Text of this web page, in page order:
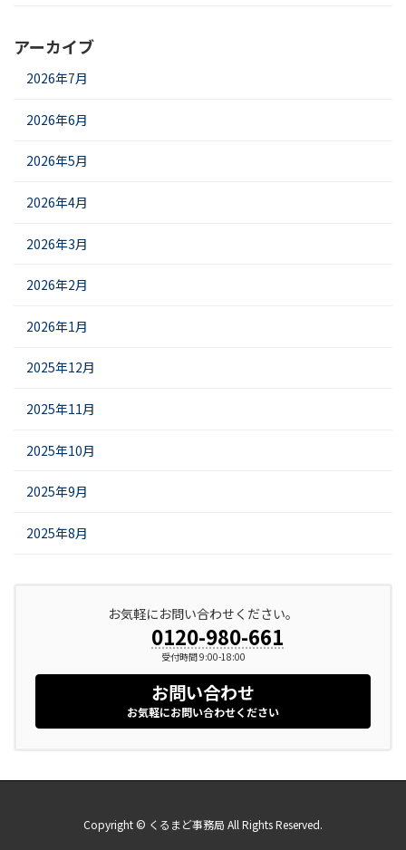
アーカイブ
2026年7月
2026年6月
2026年5月
2026年4月
2026年3月
2026年2月
2026年1月
2025年12月
2025年11月
2025年10月
2025年9月
2025年8月
お気軽にお問い合わせください。
0120-980-661
受付時間 9:00-18:00
お問い合わせ
お気軽にお問い合わせください
Copyright © くるまど事務局 All Rights Reserved.